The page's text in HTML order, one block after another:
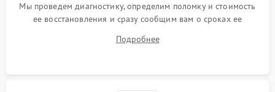
Мы проведем диагностику, определим поломку и стоимость
ее восстановления и сразу сообщим вам о сроках ее
Подробнее